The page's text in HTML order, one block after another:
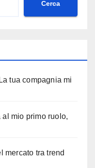
Cerca
tua compagnia mi
al mio primo ruolo,
mercato tra trend